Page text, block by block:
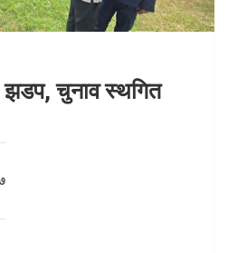
झडप, चुनाव स्थगित